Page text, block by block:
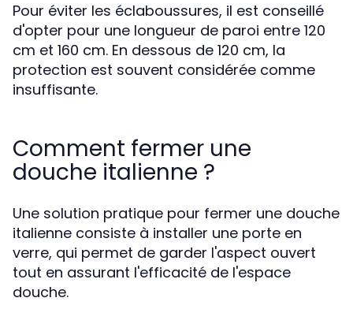
Pour éviter les éclaboussures, il est conseillé
d'opter pour une longueur de paroi entre 120
cm et 160 cm. En dessous de 120 cm, la
protection est souvent considérée comme
insuffisante.
Comment fermer une
douche italienne ?
Une solution pratique pour fermer une douche
italienne consiste à installer une porte en
verre, qui permet de garder l'aspect ouvert
tout en assurant l'efficacité de l'espace
douche.